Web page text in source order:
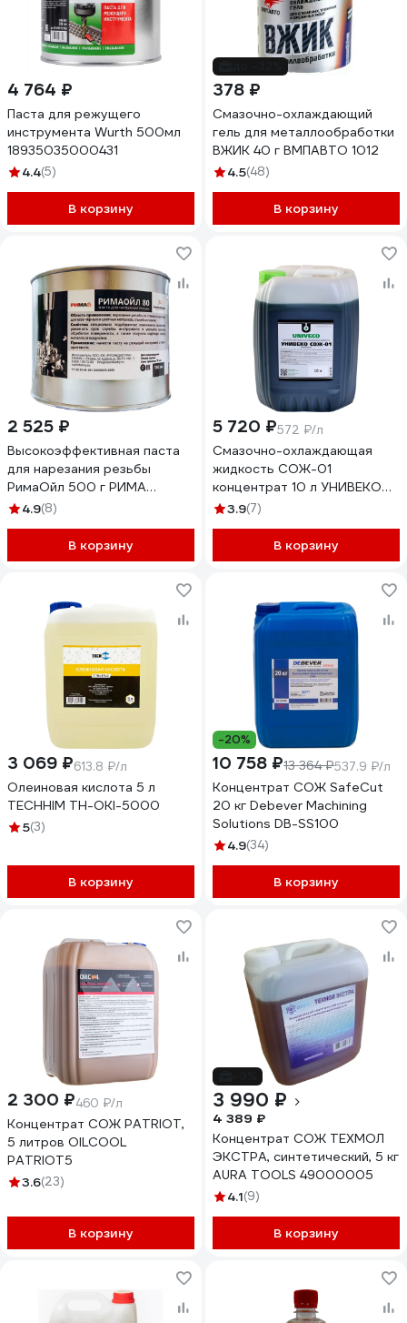
4 764 ₽
Паста для режущего
инструмента Wurth 500мл
18935035000431
4.4(5)
В корзину
378 ₽
Смазочно-охлаждающий
гель для металлообработки
ВЖИК 40 г ВМПАВТО 1012
4.5(48)
В корзину
2 525 ₽
Высокоэффективная паста
для нарезания резьбы
РимаОйл 500 г РИМА
80.500
4.9(8)
В корзину
5 720 ₽572 ₽/л
Смазочно-охлаждающая
жидкость СОЖ-01
концентрат 10 л УНИВЕКО
4620002840488
3.9(7)
В корзину
3 069 ₽613.8 ₽/л
Олеиновая кислота 5 л
TECHHIM TH-OKI-5000
5(3)
В корзину
-20%
10 758 ₽13 364 ₽537.9 ₽/л
Концентрат СОЖ SafeCut
20 кг Debever Machining
Solutions DB-SS100
4.9(34)
В корзину
2 300 ₽460 ₽/л
Концентрат СОЖ PATRIOT,
5 литров OILCOOL
PATRIOT5
3.6(23)
В корзину
3 990 ₽
4 389 ₽
Концентрат СОЖ ТЕХМОЛ
ЭКСТРА, синтетический, 5 кг
AURA TOOLS 49000005
4.1(9)
В корзину